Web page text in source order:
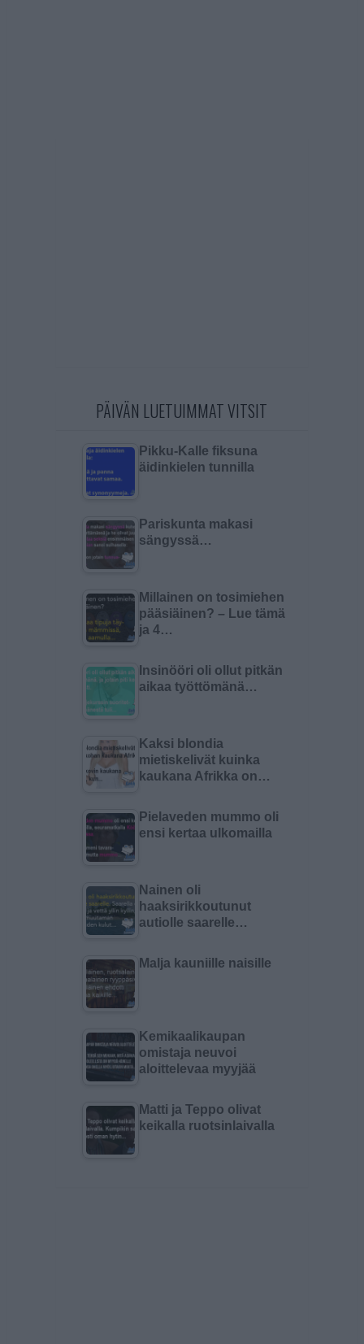
PÄIVÄN LUETUIMMAT VITSIT
Pikku-Kalle fiksuna
äidinkielen tunnilla
Pariskunta makasi
sängyssä…
Millainen on tosimiehen
pääsiäinen? – Lue tämä
ja 4…
Insinööri oli ollut pitkän
aikaa työttömänä…
Kaksi blondia
mietiskelivät kuinka
kaukana Afrikka on…
Pielaveden mummo oli
ensi kertaa ulkomailla
Nainen oli
haaksirikkoutunut
autiolle saarelle…
Malja kauniille naisille
Kemikaalikaupan
omistaja neuvoi
aloittelevaa myyjää
Matti ja Teppo olivat
keikalla ruotsinlaivalla